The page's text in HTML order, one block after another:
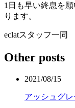
1日も早い終息を
ります。
eclatスタッフ一同
Other posts
2021/08/15
アッシュグ